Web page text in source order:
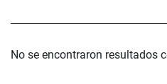
No se encontraron resultados